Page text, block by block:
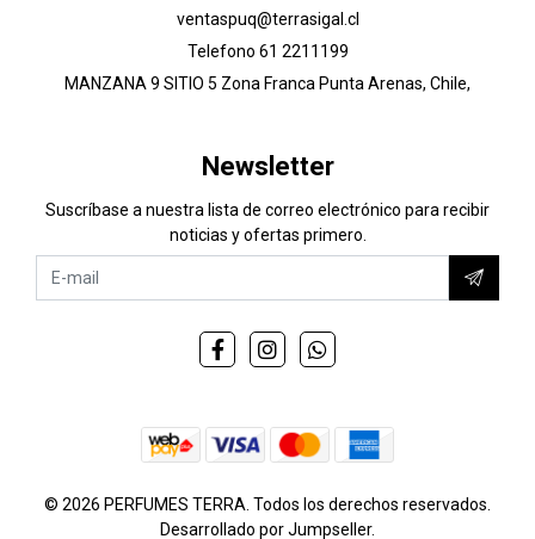
ventaspuq@terrasigal.cl
Telefono 61 2211199
MANZANA 9 SITIO 5 Zona Franca Punta Arenas, Chile,
Newsletter
Suscríbase a nuestra lista de correo electrónico para recibir
noticias y ofertas primero.
© 2026 PERFUMES TERRA. Todos los derechos reservados.
Desarrollado por Jumpseller.